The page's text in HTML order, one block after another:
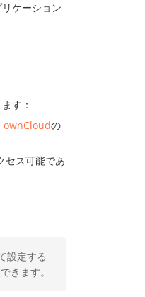
ケーション
す：
ownCloudの
セス可能であ
設定する
きます。